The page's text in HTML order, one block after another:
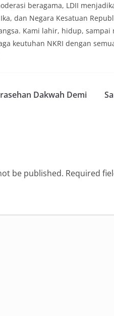
beragama, LDII
dan Negara Kesatuan
Kami lahir, hidup, sampai
keutuhan NKRI dengan
Dakwah Demi
be published. Required